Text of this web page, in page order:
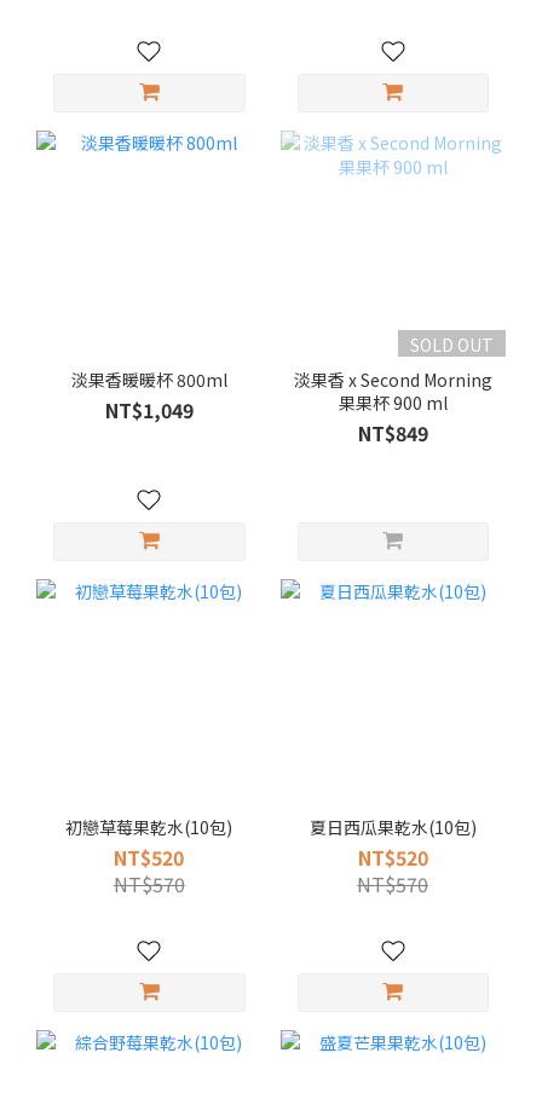
淡果香暖暖杯 800ml
NT$1,049
SOLD OUT
淡果香 x Second Morning
果果杯 900 ml
NT$849
初戀草莓果乾水(10包)
NT$520
NT$570
夏日西瓜果乾水(10包)
NT$520
NT$570